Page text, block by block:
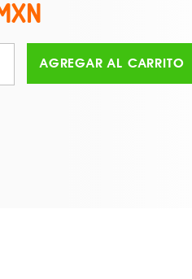
AGREGAR AL CARRITO